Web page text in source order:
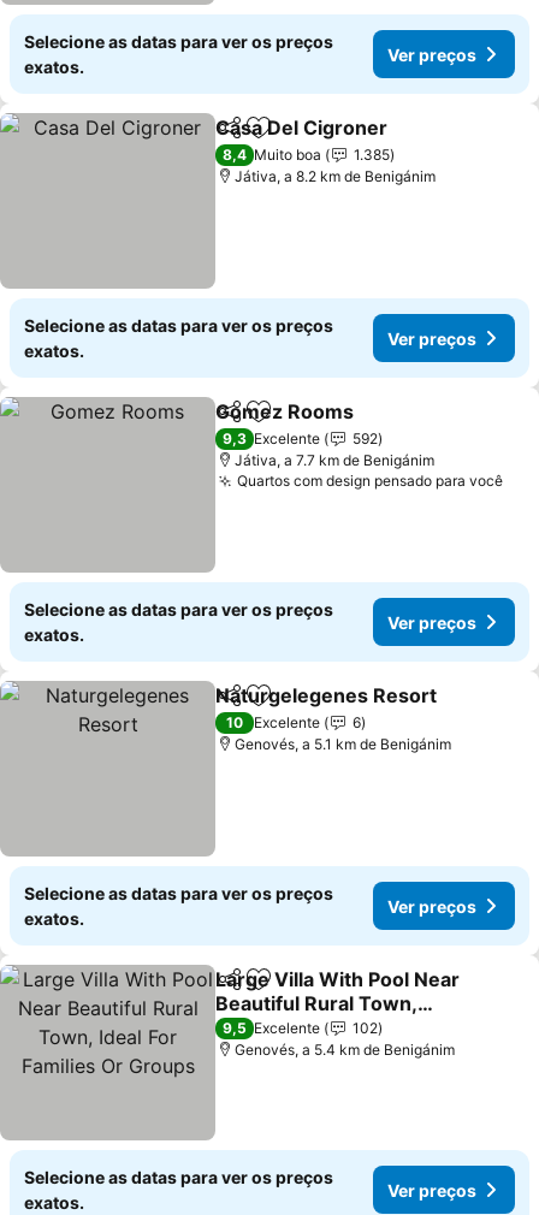
Selecione as datas para ver os preços
exatos.
Ver preços
PartilharAdicionar aos favoritos
Casa Del Cigroner
8,4 Muito boa
1.385
Játiva, a 8.2 km de Benigánim
Selecione as datas para ver os preços
exatos.
Ver preços
PartilharAdicionar aos favoritos
Gomez Rooms
9,3 Excelente
592
Játiva, a 7.7 km de Benigánim
Quartos com design pensado para você
Selecione as datas para ver os preços
exatos.
Ver preços
PartilharAdicionar aos favoritos
Naturgelegenes Resort
10 Excelente
6
Genovés, a 5.1 km de Benigánim
Selecione as datas para ver os preços
exatos.
Ver preços
PartilharAdicionar aos favoritos
Large Villa With Pool Near
Beautiful Rural Town,
Ideal For Families Or
Groups
9,5 Excelente
102
Genovés, a 5.4 km de Benigánim
Selecione as datas para ver os preços
exatos.
Ver preços